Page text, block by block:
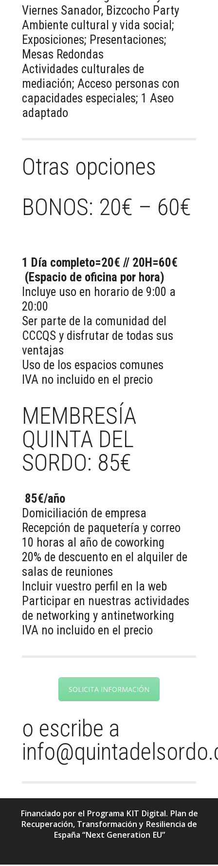
Viernes Sanador, Bizcocho Party
Ambiente cultural y vida social;
Exposiciones; Presentaciones;
Mesas Redondas
Actividades culturales de
mediación; Acceso personas con
capacidades especiales; 1 Aseo
adaptado
Otras opciones
BONOS: 20€ – 60€
1 Día completo=20€ // 20H=60€
(Espacio de oficina por hora)
Incluye uso en horario de 9:00 a
20:00
Ser parte de la comunidad del
CCCQS y disfrutar de todas sus
ventajas
Uso de los espacios comunes
IVA no incluido en el precio
MEMBRESÍA
QUINTA DEL
SORDO: 85€
85€/año
Domiciliación de empresa
Recepción de paquetería y correo
10 horas al año de coworking
20% de descuento en el alquiler de
salas de reuniones
Incluir vuestro perfil en la web
Participar en nuestras actividades
de networking y antinetworking
IVA no incluido en el precio
SOLICITA INFORMACIÓN
o escribe a
Financiado por el Programa KIT Digital. Plan de
Recuperación, Transformación y Resiliencia de
España “Next Generation EU”